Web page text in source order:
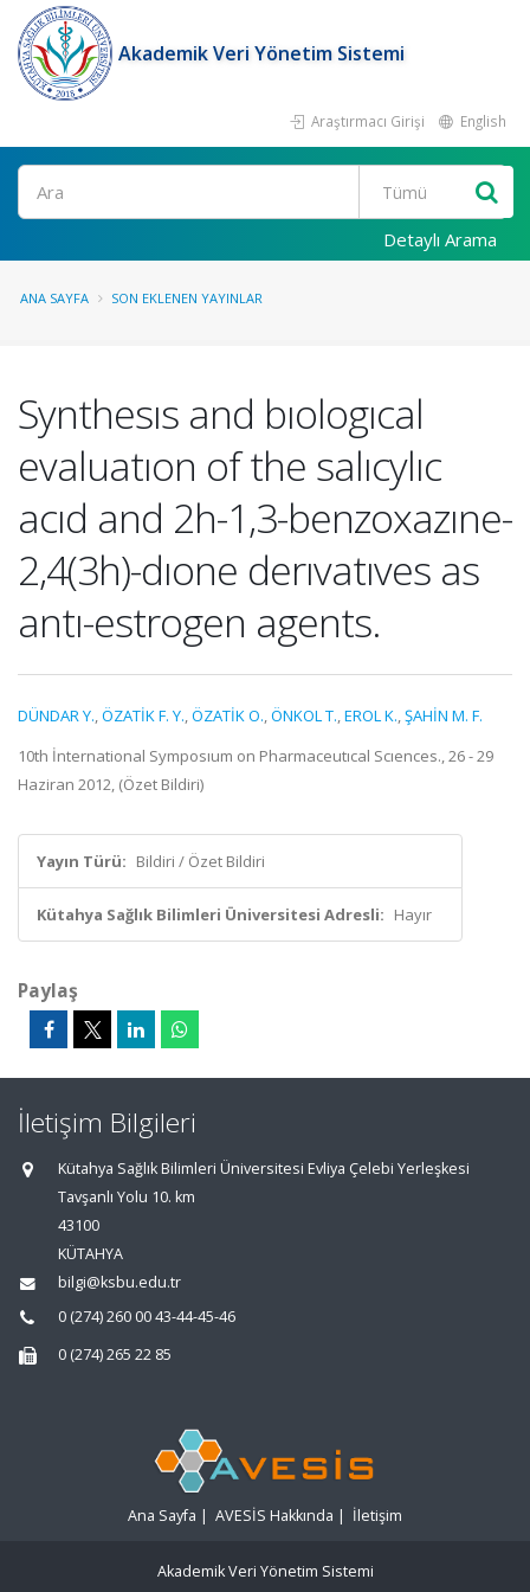
Akademik Veri Yönetim Sistemi
Araştırmacı Girişi English
Ara
Detaylı Arama
ANA SAYFA SON EKLENEN YAYINLAR
Synthesıs and bıologıcal
evaluatıon of the salıcylıc
acıd and 2h-1,3-benzoxazıne-
2,4(3h)-dıone derıvatıves as
antı-estrogen agents.
DÜNDAR Y.,ÖZATİK F. Y.,ÖZATİK O.,ÖNKOL T.,EROL K.,ŞAHİN M. F.
10th İnternational Symposıum on Pharmaceutıcal Scıences., 26 - 29
Haziran 2012, (Özet Bildiri)
Yayın Türü: Bildiri / Özet Bildiri
Kütahya Sağlık Bilimleri Üniversitesi Adresli: Hayır
Paylaş
İletişim Bilgileri
Kütahya Sağlık Bilimleri Üniversitesi Evliya Çelebi Yerleşkesi
Tavşanlı Yolu 10. km
43100
KÜTAHYA
bilgi@ksbu.edu.tr
0 (274) 260 00 43-44-45-46
0 (274) 265 22 85
Ana Sayfa | AVESİS Hakkında | İletişim
Akademik Veri Yönetim Sistemi